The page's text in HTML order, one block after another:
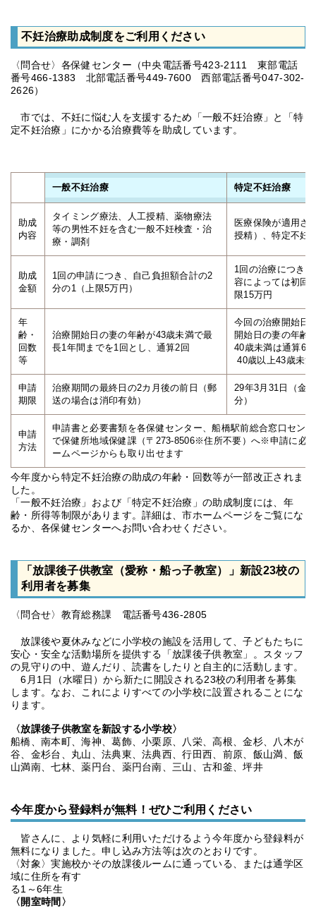
不妊治療助成制度をご利用ください
〈問合せ〉各保健センター（中央電話番号423-2111 東部電話
番号466-1383 北部電話番号449-7600 西部電話番号047-302-
2626）
市では、不妊に悩む人を支援するため「一般不妊治療」と「特
定不妊治療」にかかる治療費等を助成しています。
一般不妊治療 特定不妊治療
助成
内容
タイミング療法、人工授精、薬物療法
等の男性不妊を含む一般不妊検査・治
療・調剤
医療保険が適用さ
授精）、特定不妊
助成
金額
1回の申請につき、自己負担額合計の2
分の1（上限5万円）
1回の治療につき
容によっては初回
限15万円
年
齢・
回数
等
治療開始日の妻の年齢が43歳未満で最
長1年間までを1回とし、通算2回
今回の治療開始日
開始日の妻の年齢
40歳未満は通算6回
40歳以上43歳未
申請
期限
治療期間の最終日の2カ月後の前日（郵
送の場合は消印有効）
29年3月31日（金
分）
申請
方法
申請書と必要書類を各保健センター、船橋駅前総合窓口セン
で保健所地域保健課（〒273-8506※住所不要）へ※申請に必
ームページからも取り出せます
今年度から特定不妊治療の助成の年齢・回数等が一部改正されま
した。
「一般不妊治療」および「特定不妊治療」の助成制度には、年
齢・所得等制限があります。詳細は、市ホームページをご覧にな
るか、各保健センターへお問い合わせください。
「放課後子供教室（愛称・船っ子教室）」新設23校の
利用者を募集
〈問合せ〉教育総務課 電話番号436-2805
放課後や夏休みなどに小学校の施設を活用して、子どもたちに
安心・安全な活動場所を提供する「放課後子供教室」。スタッフ
の見守りの中、遊んだり、読書をしたりと自主的に活動します。
6月1日（水曜日）から新たに開設される23校の利用者を募集
します。なお、これによりすべての小学校に設置されることにな
ります。
〈放課後子供教室を新設する小学校〉
船橋、南本町、海神、葛飾、小栗原、八栄、高根、金杉、八木が
谷、金杉台、丸山、法典東、法典西、行田西、前原、飯山満、飯
山満南、七林、薬円台、薬円台南、三山、古和釜、坪井
今年度から登録料が無料！ぜひご利用ください
皆さんに、より気軽に利用いただけるよう今年度から登録料が
無料になりました。申し込み方法等は次のとおりです。
〈対象〉実施校かその放課後ルームに通っている、または通学区
域に住所を有す
る1～6年生
〈開室時間〉